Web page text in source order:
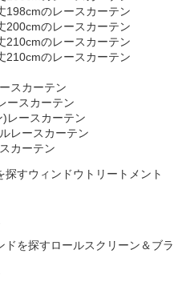
198cmのレースカーテン
200cmのレースカーテン
210cmのレースカーテン
210cmのレースカーテン
スカーテン
ースカーテン
レースカーテン
レースカーテン
カーテン
ウィンドウトリートメント
ロールスクリーン＆ブラ